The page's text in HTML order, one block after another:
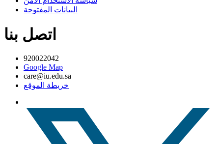
البيانات المفتوحة
اتصل بنا
920022042
Google Map
care@iu.edu.sa
خريطة الموقع